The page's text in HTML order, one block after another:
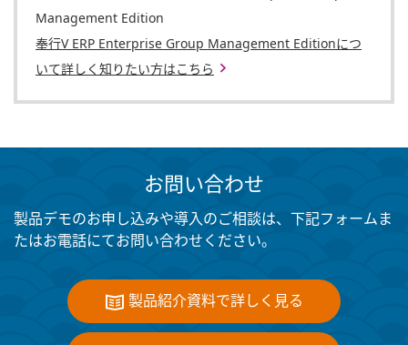
Management Edition
奉行V ERP Enterprise Group Management Editionにつ
いて詳しく知りたい方はこちら
お問い合わせ
製品デモのお申し込みや導入のご相談は、下記フォームま
たはお電話にてお問い合わせください。
製品紹介資料で詳しく見る